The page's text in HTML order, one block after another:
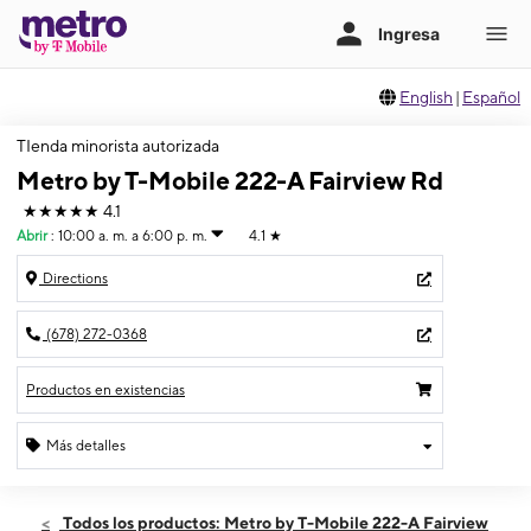
English | Español
TIenda minorista autorizada
Metro by T-Mobile 222-A Fairview Rd
★★★★★ 4.1
Abrir : 10:00 a. m. a 6:00 p. m. 4.1 ★
Directions
(678) 272-0368
Productos en existencias
Más detalles
Domingo:10:00 a. m. a 6:00 p. m.
Todos los productos: Metro by T-Mobile 222-A Fairview